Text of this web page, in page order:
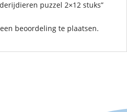
puzzel 2×12 stuks”
beoordeling te plaatsen.